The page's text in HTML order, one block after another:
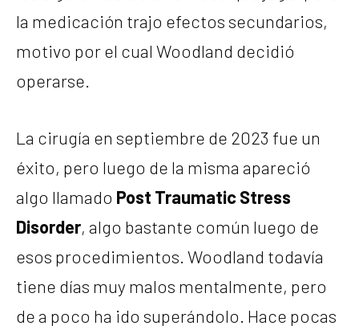
la medicación trajo efectos secundarios,
motivo por el cual Woodland decidió
operarse.
La cirugía en septiembre de 2023 fue un
éxito, pero luego de la misma apareció
algo llamado Post Traumatic Stress
Disorder, algo bastante común luego de
esos procedimientos. Woodland todavía
tiene días muy malos mentalmente, pero
de a poco ha ido superándolo. Hace pocas